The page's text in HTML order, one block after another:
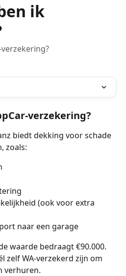
ik
verzekering?
biedt dekking voor schade
zoals:
(ook voor extra
naar een garage
waarde bedraagt €90.000.
zelf WA-verzekerd zijn om
verhuren.